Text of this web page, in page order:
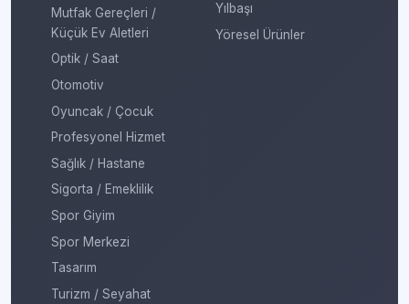
Mutfak Gereçleri /
Küçük Ev Aletleri
Optik / Saat
Otomotiv
Oyuncak / Çocuk
Profesyonel Hizmet
Sağlık / Hastane
Sigorta / Emeklilik
Spor Giyim
Spor Merkezi
Tasarım
Turizm / Seyahat
Yılbaşı
Yöresel Ürünler